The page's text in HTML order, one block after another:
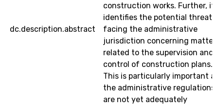
dc.description.abstract
construction works. Further, it
identifies the potential threats
facing the administrative
jurisdiction concerning
related to the supervision and
control of construction plans.
This is particularly important
the administrative regulations
are not yet adequately